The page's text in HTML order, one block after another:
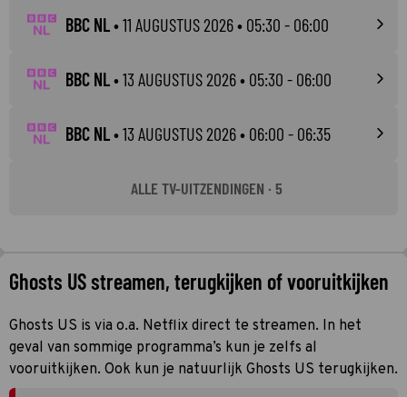
BBC NL •11 AUGUSTUS 2026• 05:30 - 06:00
BBC NL •13 AUGUSTUS 2026• 05:30 - 06:00
BBC NL •13 AUGUSTUS 2026• 06:00 - 06:35
ALLE TV-UITZENDINGEN · 5
Ghosts US streamen, terugkijken of vooruitkijken
Ghosts US is via o.a. Netflix direct te streamen. In het
geval van sommige programma’s kun je zelfs al
vooruitkijken. Ook kun je natuurlijk Ghosts US terugkijken.